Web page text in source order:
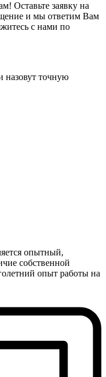
Оставьте заявку на
и мы ответим Вам
с нами по
точную
опытный,
собственной
опыт работы на